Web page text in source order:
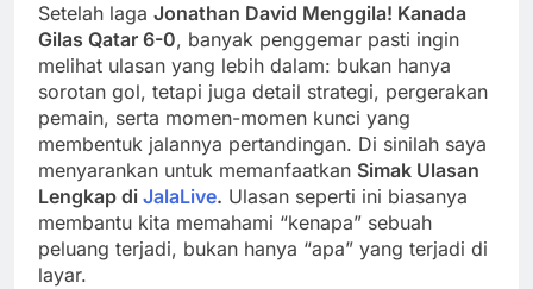
Setelah laga Jonathan David Menggila! Kanada
Gilas Qatar 6-0, banyak penggemar pasti ingin
melihat ulasan yang lebih dalam: bukan hanya
sorotan gol, tetapi juga detail strategi, pergerakan
pemain, serta momen-momen kunci yang
membentuk jalannya pertandingan. Di sinilah saya
menyarankan untuk memanfaatkan Simak Ulasan
Lengkap di JalaLive. Ulasan seperti ini biasanya
membantu kita memahami “kenapa” sebuah
peluang terjadi, bukan hanya “apa” yang terjadi di
layar.